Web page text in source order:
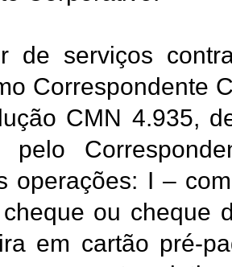
de serviços
Correspondente
CMN 4.935,
pelo
operações: I –
ou cheque
em cartão pré-